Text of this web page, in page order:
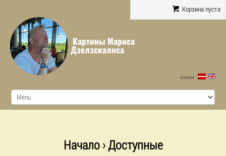
Корзина пуста
Картины Мариса
Дзелзскалнса
языки:
Начало›Доступные